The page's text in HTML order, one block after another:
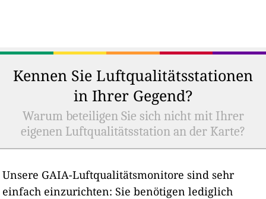
Kennen Sie Luftqualitätsstationen
in Ihrer Gegend?
Warum beteiligen Sie sich nicht mit Ihrer
eigenen Luftqualitätsstation an der Karte?
Unsere GAIA-Luftqualitätsmonitore sind sehr
einfach einzurichten: Sie benötigen lediglich